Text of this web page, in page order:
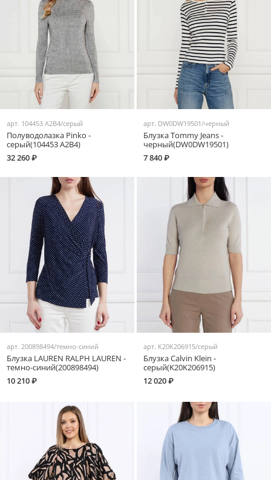
арт. 104453 A2B4/серый
Полуводолазка Pinko -
серый(104453 A2B4)
32 260 ₽
арт. DW0DW19501/черный
Блузка Tommy Jeans -
черный(DW0DW19501)
7 840 ₽
арт.200898494/темно-синий
Блузка LAUREN RALPH LAUREN -
темно-синий(200898494)
10 210 ₽
арт. K20K206915/серый
Блузка Calvin Klein -
серый(K20K206915)
12 020 ₽